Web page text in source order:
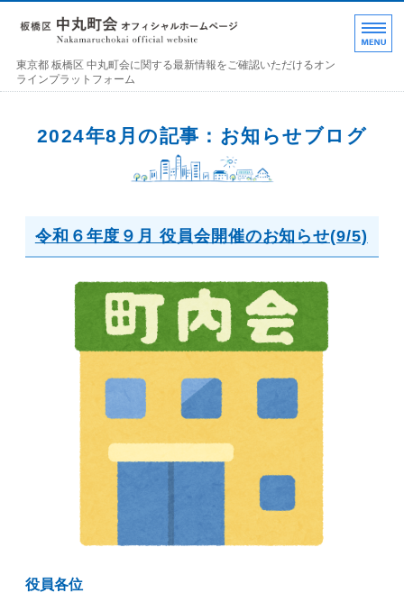
東京都 板橋区 中丸町
東京都 板橋区 中丸町会に関する最新情報をご確認いただけるオン
ラインプラットフォーム
町会加入のお誘い
お問い合わせ･連絡事項
2024年8月の記事：お知らせブログ
令和６年度９月 役員会開催のお知らせ(9/5)
役員各位